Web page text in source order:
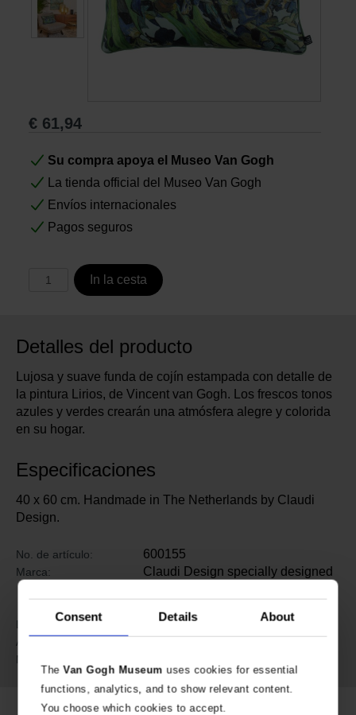
Consent Details About
TheVan Gogh Museum uses cookies for essential
functions, analytics, and to show relevant content.
You choose which cookies to accept.
Libros
Regalos
€ 61,94
Su compra apoya el Museo Van Gogh
La tienda official del Museo Van Gogh
Envíos internacionales
Pagos seguros
In la cesta
Detalles del producto
Lujosa y suave funda de cojín estampada con detalle de
la pintura Lirios, de Vincent van Gogh. Los frescos tonos
azules y verdes crearán una atmósfera alegre y colorida
en su hogar.
Especificaciones
40 x 60 cm. Handmade in The Netherlands by Claudi
Design.
No. de artículo: 600155
Marca:
Claudi Design specially designed
Length: 60 cm
Ancho: 40 cm
Material: